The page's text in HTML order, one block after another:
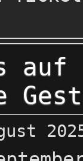
auf